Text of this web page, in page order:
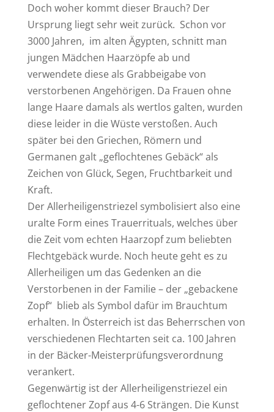
Doch woher kommt dieser Brauch? Der
Ursprung liegt sehr weit zurück. Schon vor
3000 Jahren, im alten Ägypten, schnitt man
jungen Mädchen Haarzöpfe ab und
verwendete diese als Grabbeigabe von
verstorbenen Angehörigen. Da Frauen ohne
lange Haare damals als wertlos galten, wurden
diese leider in die Wüste verstoßen. Auch
später bei den Griechen, Römern und
Germanen galt „geflochtenes Gebäck“ als
Zeichen von Glück, Segen, Fruchtbarkeit und
Kraft.
Der Allerheiligenstriezel symbolisiert also eine
uralte Form eines Trauerrituals, welches über
die Zeit vom echten Haarzopf zum beliebten
Flechtgebäck wurde. Noch heute geht es zu
Allerheiligen um das Gedenken an die
Verstorbenen in der Familie – der „gebackene
Zopf“ blieb als Symbol dafür im Brauchtum
erhalten. In Österreich ist das Beherrschen von
verschiedenen Flechtarten seit ca. 100 Jahren
in der Bäcker-Meisterprüfungsverordnung
verankert.
Gegenwärtig ist der Allerheiligenstriezel ein
geflochtener Zopf aus 4-6 Strängen. Die Kunst